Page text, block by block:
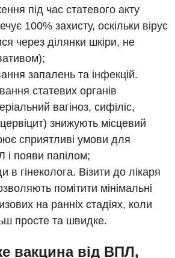
під час статевого акту
100% захисту, оскільки вірус
через ділянки шкіри, не
запалень та інфекцій.
статевих органів
вагіноз, сифіліс,
знижують місцевий
сприятливі умови для
появи папілом;
в гінеколога. Візити до лікаря
помітити мінімальні
на ранніх стадіях, коли
просте та швидке.
вакцина від ВПЛ,